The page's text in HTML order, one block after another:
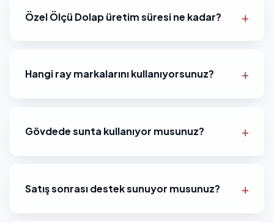
Özel Ölçü Dolap üretim süresi ne kadar?
Hangi ray markalarını kullanıyorsunuz?
Gövdede sunta kullanıyor musunuz?
Satış sonrası destek sunuyor musunuz?